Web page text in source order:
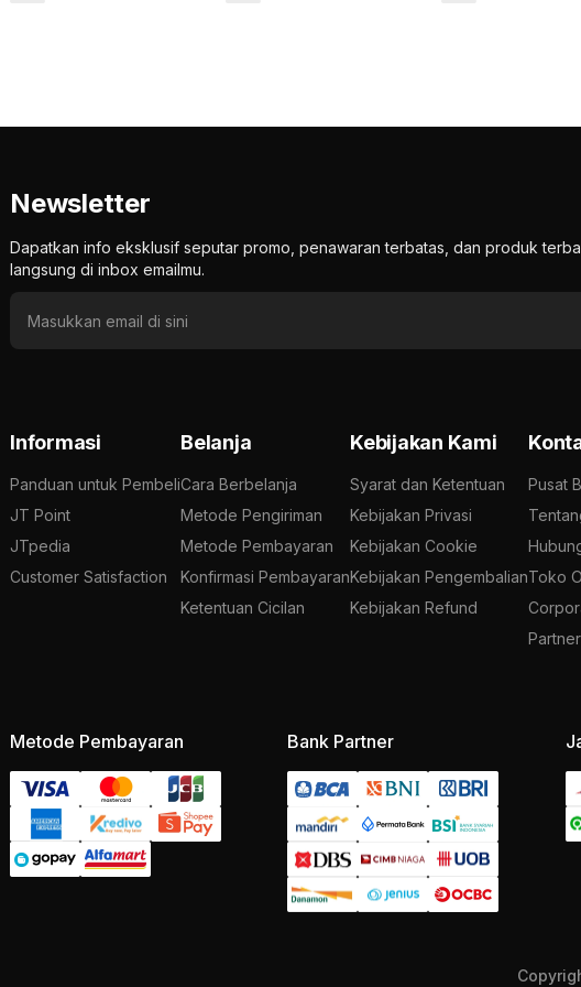
Newsletter
Dapatkan info eksklusif seputar promo, penawaran terbatas, dan produk
langsung di inbox emailmu.
Informasi
Panduan untuk Pembeli
JT Point
JTpedia
Customer Satisfaction
Belanja
Cara Berbelanja
Metode Pengiriman
Metode Pembayaran
Konfirmasi Pembayaran
Ketentuan Cicilan
Kebijakan Kami
Syarat dan Ketentuan
Kebijakan Privasi
Kebijakan Cookie
Kebijakan Pengembalian
Kebijakan Refund
Pusat
Toko
Metode Pembayaran Bank Partner